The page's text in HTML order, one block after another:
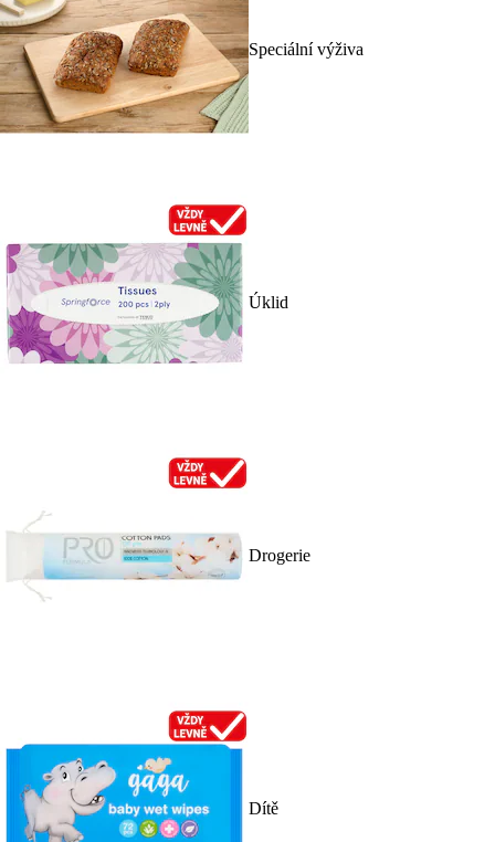
Speciální výživa
Úklid
Drogerie
Dítě